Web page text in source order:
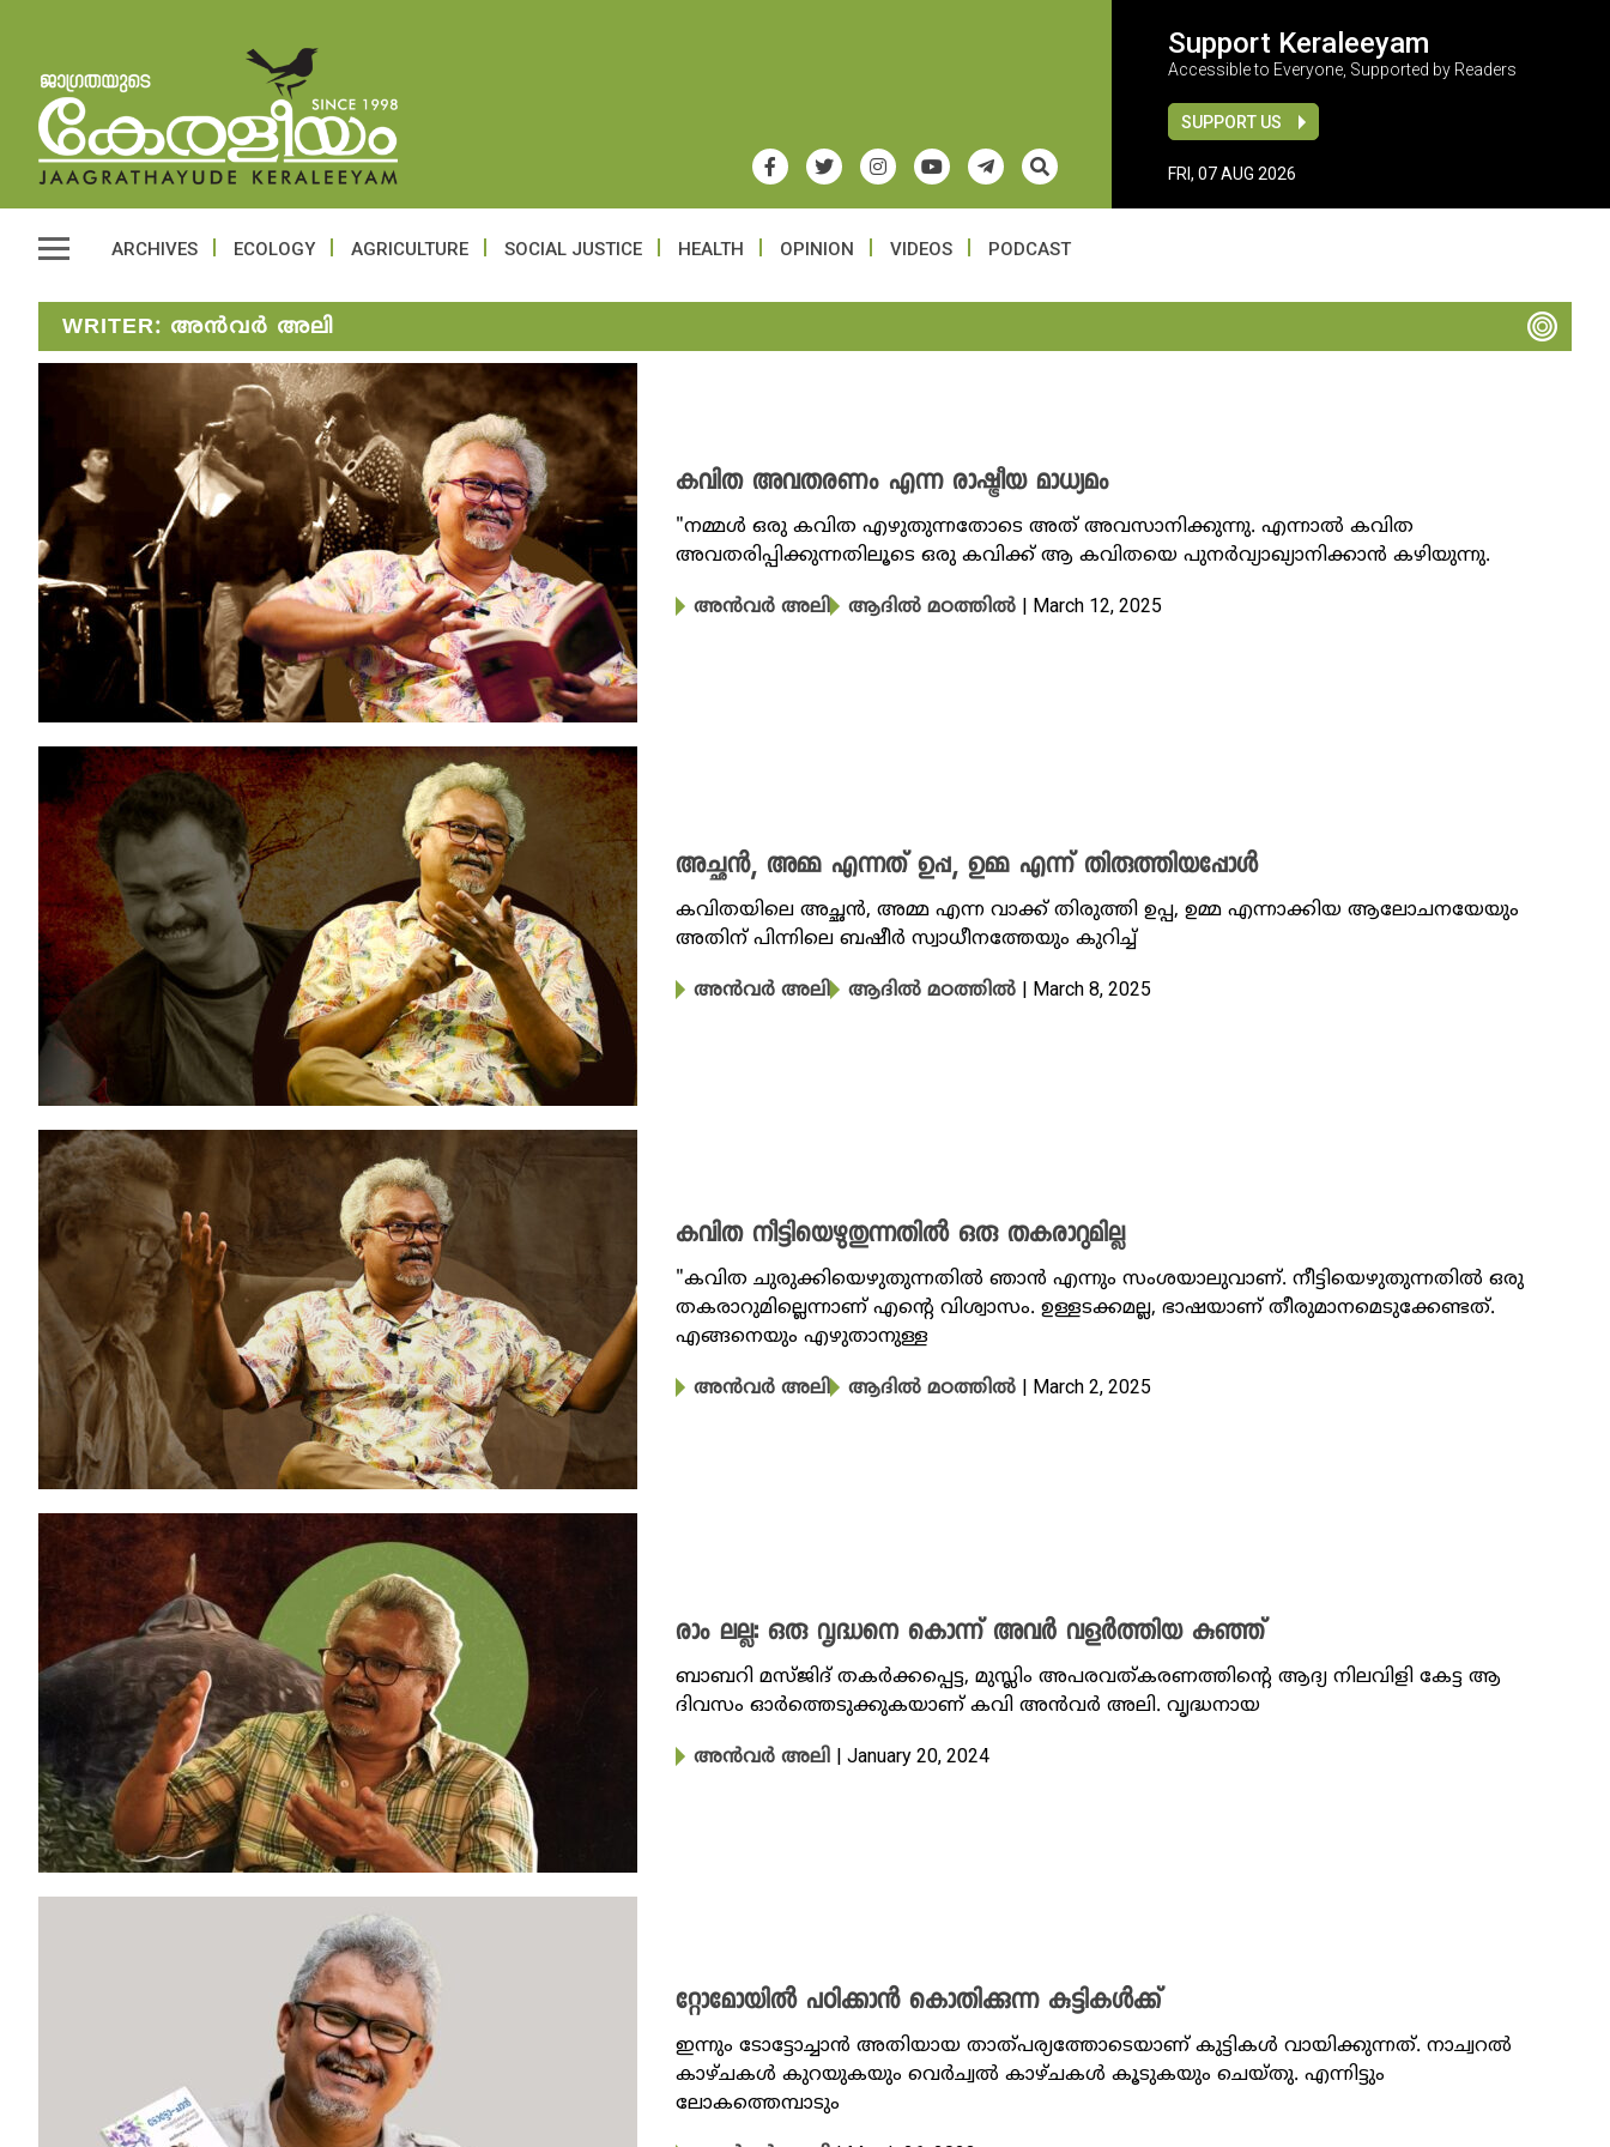
Support Keraleeyam
Accessible to Everyone, Supported by Readers
SUPPORT US
FRI, 07 AUG 2026
ARCHIVES ECOLOGY AGRICULTURE SOCIAL JUSTICE HEALTH OPINION VIDEOS PODCAST
WRITER: അൻവർ അലി
കവിത അവതരണം എന്ന രാഷ്ട്രീയ മാധ്യമം
"നമ്മൾ ഒരു കവിത എഴുതുന്നതോടെ അത് അവസാനിക്കുന്നു. എന്നാൽ കവിത
അവതരിപ്പിക്കുന്നതിലൂടെ ഒരു കവിക്ക് ആ കവിതയെ പുനർവ്യാഖ്യാനിക്കാൻ കഴിയുന്നു.
അൻവർ അലി ആദിൽ മഠത്തിൽ | March 12, 2025
അച്ഛൻ, അമ്മ എന്നത് ഉപ്പ, ഉമ്മ എന്ന് തിരുത്തിയപ്പോൾ
കവിതയിലെ അച്ഛൻ, അമ്മ എന്ന വാക്ക് തിരുത്തി ഉപ്പ, ഉമ്മ എന്നാക്കിയ ആലോചനയേയും
അതിന് പിന്നിലെ ബഷീർ സ്വാധീനത്തേയും കുറിച്ച്
അൻവർ അലി ആദിൽ മഠത്തിൽ | March 8, 2025
കവിത നീട്ടിയെഴുതുന്നതിൽ ഒരു തകരാറുമില്ല
"കവിത ചുരുക്കിയെഴുതുന്നതിൽ ഞാൻ എന്നും സംശയാലുവാണ്. നീട്ടിയെഴുതുന്നതിൽ ഒരു
തകരാറുമില്ലെന്നാണ് എന്റെ വിശ്വാസം. ഉള്ളടക്കമല്ല, ഭാഷയാണ് തീരുമാനമെടുക്കേണ്ടത്.
എങ്ങനെയും എഴുതാനുള്ള
അൻവർ അലി ആദിൽ മഠത്തിൽ | March 2, 2025
രാം ലല്ല: ഒരു വൃദ്ധനെ കൊന്ന് അവർ വളർത്തിയ കുഞ്ഞ്
ബാബറി മസ്ജിദ് തകർക്കപ്പെട്ട, മുസ്ലിം അപരവത്കരണത്തിൻ്റെ ആദ്യ നിലവിളി കേട്ട ആ
ദിവസം ഓർത്തെടുക്കുകയാണ് കവി അൻവർ അലി. വൃദ്ധനായ
അൻവർ അലി | January 20, 2024
റ്റോമോയിൽ പഠിക്കാൻ കൊതിക്കുന്ന കുട്ടികൾക്ക്
ഇന്നും ടോട്ടോച്ചാൻ അതിയായ താത്പര്യത്തോടെയാണ് കുട്ടികൾ വായിക്കുന്നത്. നാച്വറൽ
കാഴ്ചകൾ കുറയുകയും വെർച്വൽ കാഴ്ചകൾ കൂടുകയും ചെയ്തു. എന്നിട്ടും
ലോകത്തെമ്പാടും